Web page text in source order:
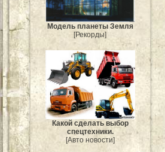
Модель планеты Земля
[Рекорды]
Какой сделать выбор
спецтехники.
[Авто новости]